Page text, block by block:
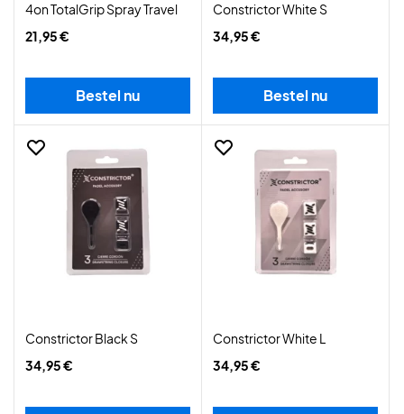
4on TotalGrip Spray Travel
21,95 €
Bestel nu
Constrictor White S
34,95 €
Bestel nu
Constrictor Black S
34,95 €
Constrictor White L
34,95 €